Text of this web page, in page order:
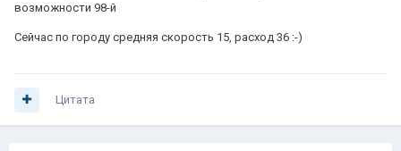
возможности 98-й
Сейчас по городу средняя скорость 15, расход 36 :-)
Цитата